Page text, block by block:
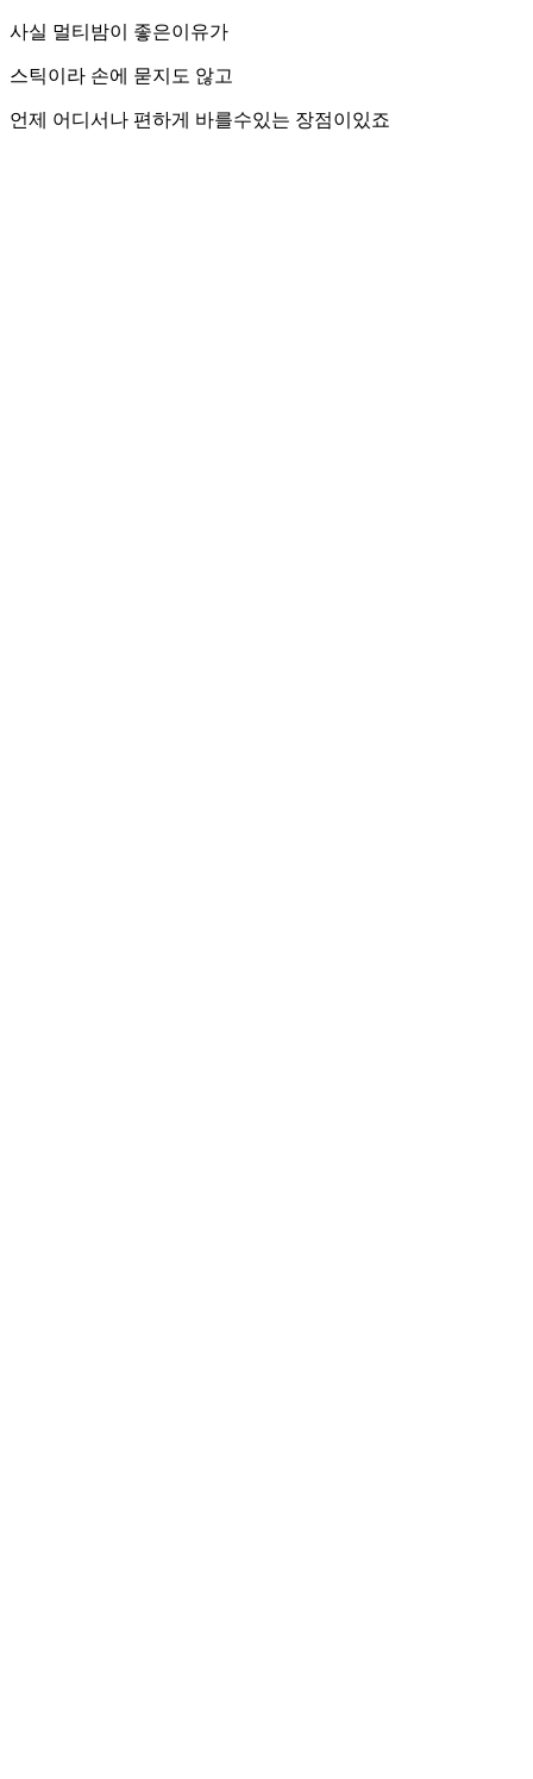
사실 멀티밤이 좋은이유가
스틱이라 손에 묻지도 않고
언제 어디서나 편하게 바를수있는 장점이있죠